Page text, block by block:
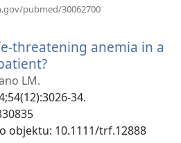
pubmed/30062700
threatening anemia in a
okno)
LM.
34.
objektu‎: 10.1111/trf.12888